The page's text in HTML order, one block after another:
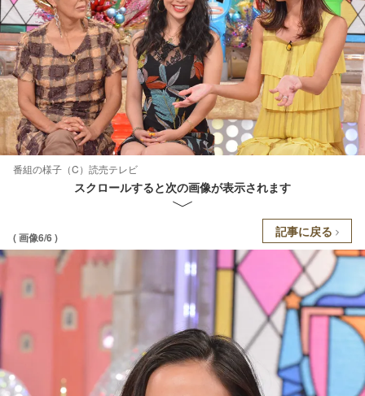
番組の様子（C）読売テレビ
スクロールすると次の画像が表示されます
( 画像6/6 ) 記事に戻る